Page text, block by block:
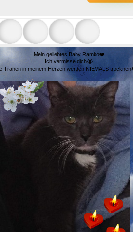
Mein geliebtes Baby Rambo❤️
Ich vermisse dich😭
Tränen in meinem Herzen werden NIEMALS